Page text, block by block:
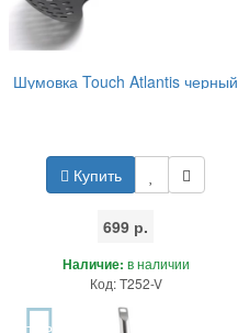
Шумовка Touch Atlantis черный
Купить
699 р.
Наличие: в наличии
Код: T252-V